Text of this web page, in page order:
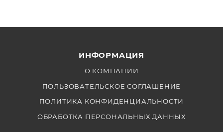
ИНФОРМАЦИЯ
О КОМПАНИИ
ПОЛЬЗОВАТЕЛЬСКОЕ СОГЛАШЕНИЕ
ПОЛИТИКА КОНФИДЕНЦИАЛЬНОСТИ
ОБРАБОТКА ПЕРСОНАЛЬНЫХ ДАННЫХ